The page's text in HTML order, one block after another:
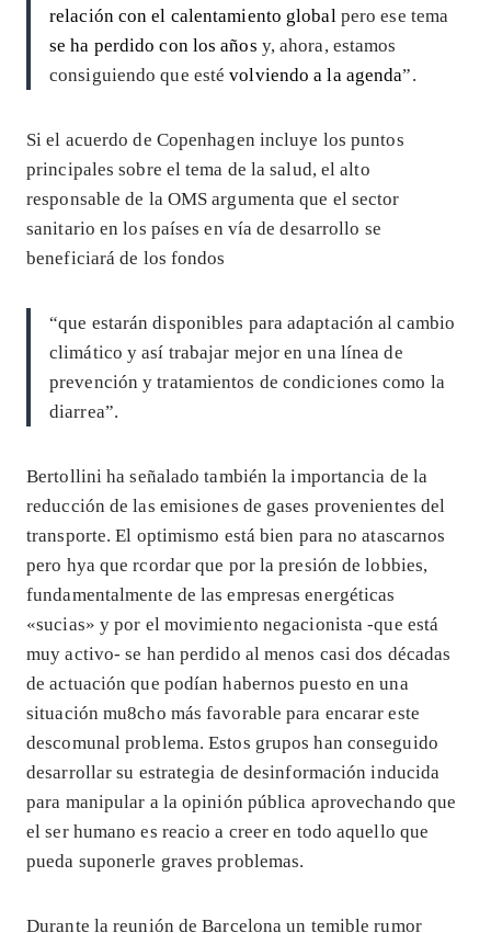
relación con el calentamiento global pero ese tema
se ha perdido con los años y, ahora, estamos
consiguiendo que estévolviendo a la agenda”.
Si el acuerdo de Copenhagen incluye los puntos
principales sobre el tema de la salud, el alto
responsable de la OMS argumenta que el sector
sanitario en los países en vía de desarrollo se
beneficiará de los fondos
“que estarán disponibles para adaptación al cambio
climático y así trabajar mejor en una línea de
prevención y tratamientos de condiciones como la
diarrea”.
Bertollini ha señalado también la importancia de la
reducción de las emisiones de gases provenientes del
transporte. El optimismo está bien para no atascarnos
pero hya que rcordar que por la presión de lobbies,
fundamentalmente de las empresas energéticas
«sucias» y por el movimiento negacionista -que está
muy activo- se han perdido al menos casi dos décadas
de actuación que podían habernos puesto en una
situación mu8cho más favorable para encarar este
descomunal problema. Estos grupos han conseguido
desarrollar su estrategia de desinformación inducida
para manipular a la opinión pública aprovechando que
el ser humano es reacio a creer en todo aquello que
pueda suponerle graves problemas.
Durante la reunión de Barcelona un temible rumor